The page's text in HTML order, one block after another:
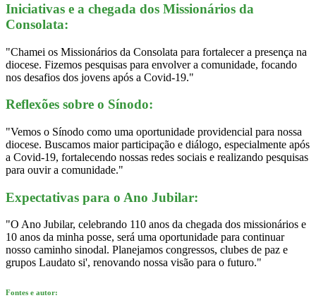
Iniciativas e a chegada dos Missionários da
Consolata:
"Chamei os Missionários da Consolata para fortalecer a presença na
diocese. Fizemos pesquisas para envolver a comunidade, focando
nos desafios dos jovens após a Covid-19."
Reflexões sobre o Sínodo:
"Vemos o Sínodo como uma oportunidade providencial para nossa
diocese. Buscamos maior participação e diálogo, especialmente após
a Covid-19, fortalecendo nossas redes sociais e realizando pesquisas
para ouvir a comunidade."
Expectativas para o Ano Jubilar:
"O Ano Jubilar, celebrando 110 anos da chegada dos missionários e
10 anos da minha posse, será uma oportunidade para continuar
nosso caminho sinodal. Planejamos congressos, clubes de paz e
grupos Laudato si', renovando nossa visão para o futuro."
Fontes e autor: